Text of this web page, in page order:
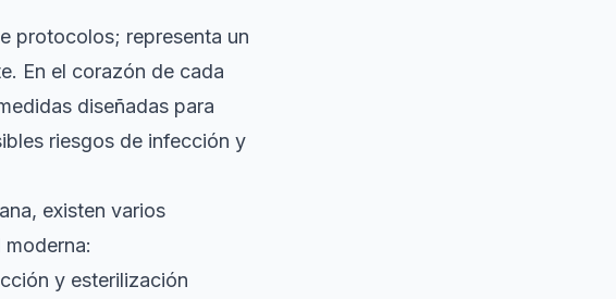
protocolos; representa un
En el corazón de cada
diseñadas para
riesgos de infección y
, existen varios
y esterilización